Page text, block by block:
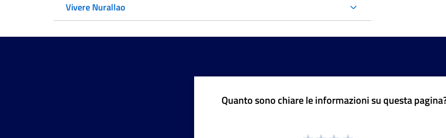
Vivere Nurallao
Quanto sono chiare le informazioni su questa